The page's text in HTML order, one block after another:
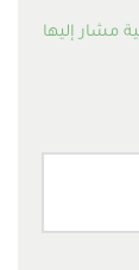
مشار إليها